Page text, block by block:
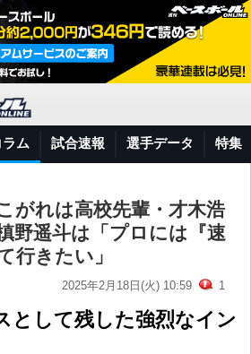
ム 試合速報 選手データ 特集
がれは高校先輩・才木浩
野遥斗は「プロには『速
行きたい」
2025年2月18日(火) 10:59 1
として残した強烈なイン